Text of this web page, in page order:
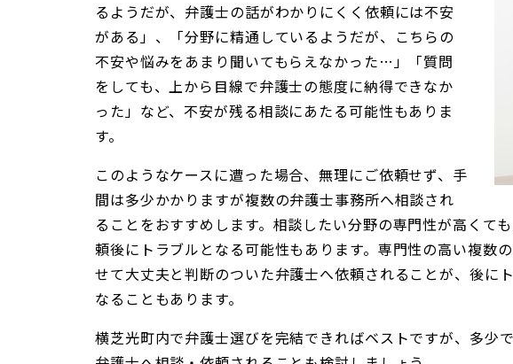
るようだが、弁護士の話がわかりにくく依頼には不安
がある」、「分野に精通しているようだが、こちらの
不安や悩みをあまり聞いてもらえなかった…」「質問
をしても、上から目線で弁護士の態度に納得できなか
った」など、不安が残る相談にあたる可能性もありま
す。
このようなケースに遭った場合、無理にご依頼せず、手
間は多少かかりますが複数の弁護士事務所へ相談され
ることをおすすめします。相談したい分野の専門性が高くて
頼後にトラブルとなる可能性もあります。専門性の高い複数
せて大丈夫と判断のついた弁護士へ依頼されることが、後に
なることもあります。
横芝光町内で弁護士選びを完結できればベストですが、多少